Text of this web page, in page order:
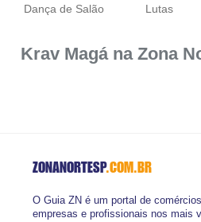
Dança de Salão
Lutas
Krav Magá na Zona
ZONANORTESP.COM.BR
O Guia ZN é um portal de
empresas e profissionais nos mais